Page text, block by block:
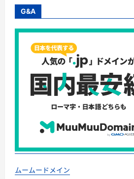
heteml
で
業
を
加
速
よ
に
つ
て
さ
に
読
G&A
ムームードメイン